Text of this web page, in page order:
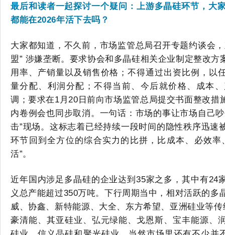
最后和读者一起探讨一个疑问：上游多晶硅环节，大
都能在2026年活下去吗？
大家都知道，不久前 ，市场监管总局召开专题约谈会
盟” 涉嫌垄断。要求协会和多晶硅相关企业制定整改方
用率、产销量以及销售价格；不得通过出资比例，以
量分配、利润分配；不得当前、今后就价格、成本
调；要求在1月20日前向市场监管总局提交书面整改措
内卷例会也同步取消。一句话：市场的事让市场自己
击”现场。这标志着已经持续一段时间的隐性秩序迅速
环节 回到全方位的综合实力的比拼，比成本、必效率
活”。
近年国内涉足多晶硅的企业达到35家之多，其中有24
义 总产能超过350万吨。下行周期当中，相对活跃的多
威、协鑫、新特能源、大全、东方希望、亚洲硅业等
豪清能、其亚硅业、弘元绿能、戈恩斯、宝丰能源、